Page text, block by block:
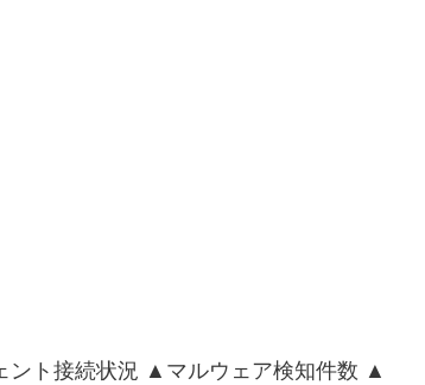
ント接続状況 ▲マルウェア検知件数 ▲